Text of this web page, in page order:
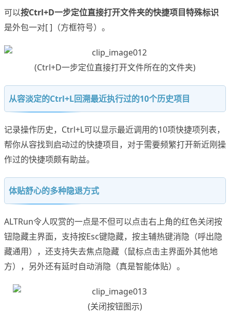
可以按Ctrl+D一步定位直接打开文件夹的快捷项目特殊标识
是外包一对[ ]（方框符号）。
(Ctrl+D一步定位直接打开文件所在的文件夹)
从容淡定的Ctrl+L回溯最近执行过的10个历史项目
记录操作历史，Ctrl+L可以显示最近调用的10项快捷项列表，
帮你从容找到启动过的快捷项目，对于需要频繁打开新近刚操
作过的快捷项颇有助益。
体贴舒心的多种隐退方式
ALTRun令人叹赏的一点是不但可以点击右上角的红色关闭按
钮隐藏主界面，支持按Esc键隐藏，按主辅热键消隐（呼出隐
藏通用），还支持失去焦点隐藏（鼠标点击主界面外其他地
方），另外还有延时自动消隐（真是智能体贴）。
(关闭按钮图示)